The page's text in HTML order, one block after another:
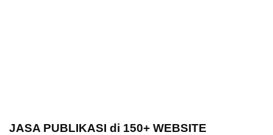
JASA PUBLIKASI di 150+ WEBSITE